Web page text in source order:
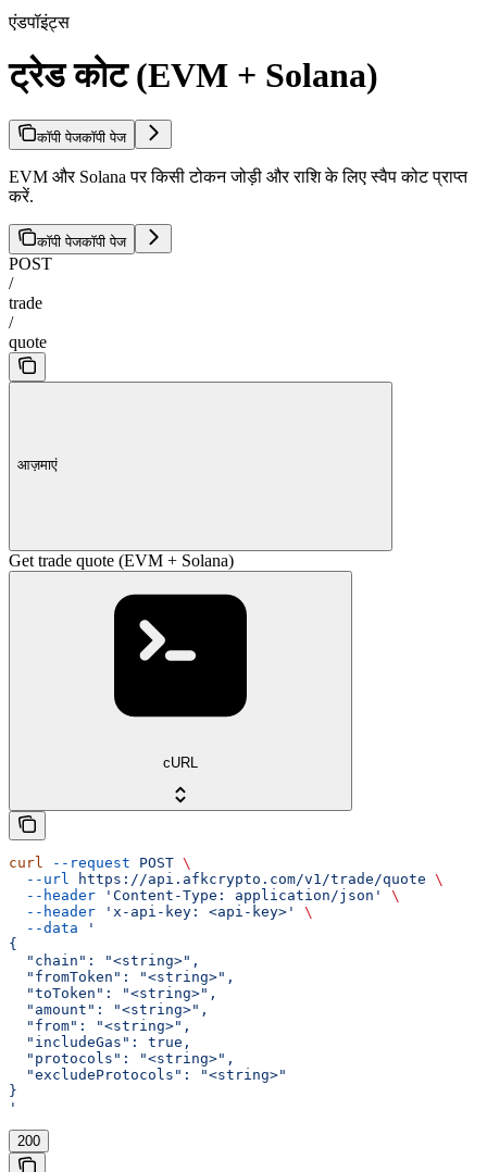
एंडपॉइंट्स
ट्रेड कोट (EVM + Solana)
कॉपी पेजकॉपी पेज
EVM और Solana पर किसी टोकन जोड़ी और राशि के लिए स्वैप कोट प्राप्त
करें.
कॉपी पेजकॉपी पेज
POST
/
trade
/
quote
आज़माएं
Get trade quote (EVM + Solana)
cURL
curl --request POST \
  --url
https://api.afkcrypto.com/v1/trade/quote \
  --header
'Content-Type: application/json'
\
  --header
'x-api-key: <api-key>'
\
  --data
'
{
  "chain": "<string>",
  "fromToken": "<string>",
  "toToken": "<string>",
  "amount": "<string>",
  "from": "<string>",
  "includeGas": true,
  "protocols": "<string>",
  "excludeProtocols": "<string>"
}
'
200